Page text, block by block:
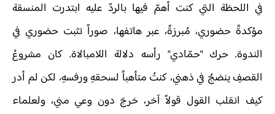
في اللحظة التي كنت أهمّ فيها بالردّ عليه ابتدرت المنسقة
مؤكدةً حضوري، مُبرزةً، عبر هاتفها، صوراً تثبت حضوري في
الندوة. حرك "حمّادي" رأسه دلالة اللامبالاة. كان مشروعُ
القصفِ ينضجُ في ذهني، كنتُ متأهباً لسحقهِ ورفسهِ، لكن لم أدر
كيف انقلب القول قولاً آخر، خرجَ دون وعي مني، ولعلماء